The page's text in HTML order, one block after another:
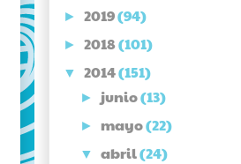
► 2019(94)
► 2018(101)
▼ 2014(151)
► junio(13)
► mayo(22)
▼abril(24)